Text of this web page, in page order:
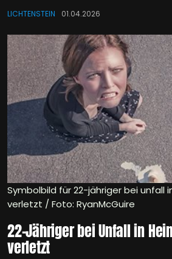
LICHTENSTEIN 01.04.2026
Symbolbild für 22-jähriger bei unfall
verletzt / Foto: RyanMcGuire
22-Jähriger bei Unfall in
verletzt